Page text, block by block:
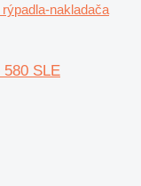
nakladača
SLE